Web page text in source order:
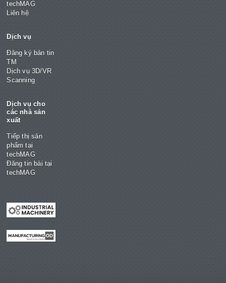
techMAG
Liên hệ
Dịch vụ
Đăng ký bản tin
TM
Dịch vụ 3D/VR
Scanning
Dịch vụ cho
các nhà sản
xuất
Tiếp thị sản
phẩm tại
techMAG
Đăng tin bài tại
techMAG